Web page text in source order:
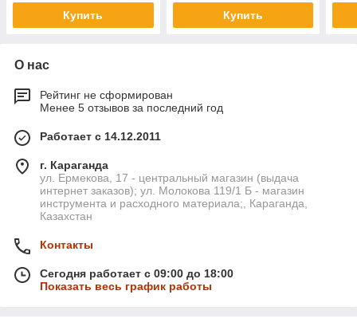
Купить Купить
О нас
Рейтинг не сформирован
Менее 5 отзывов за последний год
Работает с 14.12.2011
г. Караганда
ул. Ермекова, 17 - центральный магазин (выдача
интернет заказов); ул. Молокова 119/1 Б - магазин
инструмента и расходного материала;, Караганда,
Казахстан
Контакты
Сегодня работает с 09:00 до 18:00
Показать весь график работы